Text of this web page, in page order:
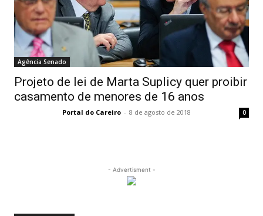
Agência Senado
Projeto de lei de Marta Suplicy quer proibir
casamento de menores de 16 anos
Portal do Careiro - 8 de agosto de 2018 0
- Advertisment -